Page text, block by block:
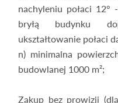
nachyleniu połaci 12°
bryłą budynku
ukształtowanie połaci
n) minimalna
budowlanej 1000 m²;
Zakup bez prowizji